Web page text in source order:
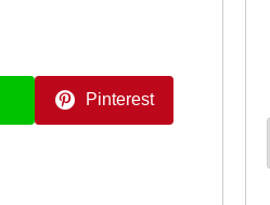
Pinterest